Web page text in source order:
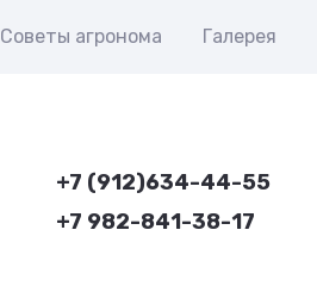
Советы агронома Галерея
+7 (912)634-44-55
+7 982-841-38-17